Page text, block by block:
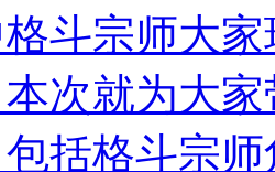
斗宗师大
次就为大
括格斗宗